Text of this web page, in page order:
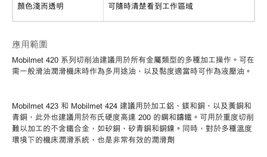
顏色淺而透明 可隨時清楚看到工作區域
應用範圍
Mobilmet 420 系列切削油建議用於所有金屬類型的多種加工操作。可在
需一般滑油潤滑機床時作為多用途油，以及黏度適當時可作為液壓油。
Mobilmet 423 和 Mobilmet 424 建議用於加工鋁、鎂和銅，以及黃銅和
青銅，此外也建議用於布氏硬度高達 200 的鋼和鑄鐵。可用於重度切削
難以加工的不含鐵合金，如矽銅、矽青銅和銅鎳。同時，對於多種溫度
環境下的機床潤滑系統，也是非常有效的潤滑劑